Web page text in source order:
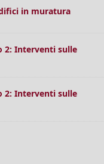
in muratura
2: Interventi sulle
2: Interventi sulle